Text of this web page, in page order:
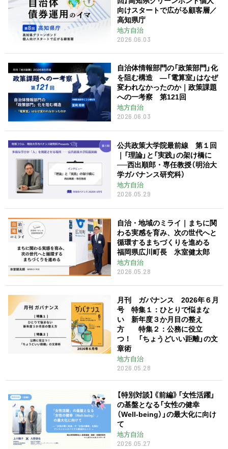
向けスタートで広がる顧客層／
高知県庁
地方自治
2026.06.03
自治体情報部門の「政策部門」化
を阻む構造 ―「電算室」はなぜ
変われなかったのか｜政策課題
への一考察 第121回
地方自治
2026.06.03
公共政策大学院最前線 第１回
｜「理論」と「実践」の架け橋に
──西出順郎・専任教授（明治大
学ガバナンス研究科）
地方自治
2026.05.29
自治・地域のミライ｜まちに関
わる実感を育み、次の世代へと
循環するまちづくりを進める
福岡県広川町長 氷室健太郎
地方自治
2026.05.28
月刊 ガバナンス 2026年６月
号 特集１：ひとりで悩まな
い 新年度３か月目の整え
方 特集２：公務に役立
つ！ 「ちょうどいい距離」の文
章術
地方自治
2026.05.28
【特別対談】《前編》「女性活躍」
の基盤となる「女性の健幸
（Well-being）」の最大化に向け
て
地方自治
2026.05.27